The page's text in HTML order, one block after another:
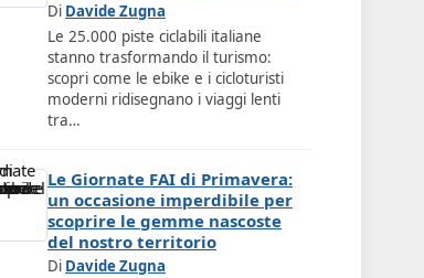
Di Davide Zugna
Le 25.000 piste ciclabili italiane
stanno trasformando il turismo:
scopri come le ebike e i cicloturisti
moderni ridisegnano i viaggi lenti
tra…
Le Giornate FAI di Primavera:
un occasione imperdibile per
scoprire le gemme nascoste
del nostro territorio
Di Davide Zugna